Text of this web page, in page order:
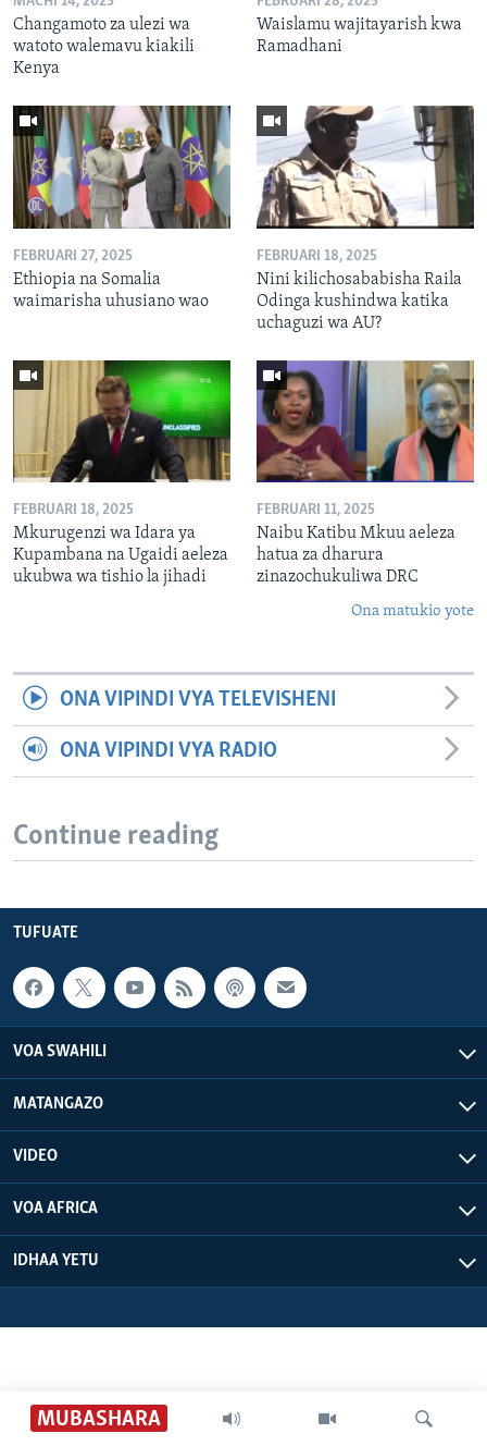
MUBASHARA
Changamoto za ulezi wa
watoto walemavu kiakili
Kenya
Waislamu wajitayarish kwa
Ramadhani
FEBRUARI 27, 2025
Ethiopia na Somalia
waimarisha uhusiano wao
FEBRUARI 18, 2025
Nini kilichosababisha Raila
Odinga kushindwa katika
uchaguzi wa AU?
FEBRUARI 18, 2025
Mkurugenzi wa Idara ya
Kupambana na Ugaidi aeleza
ukubwa wa tishio la jihadi
FEBRUARI 11, 2025
Naibu Katibu Mkuu aeleza
hatua za dharura
zinazochukuliwa DRC
Ona matukio yote
ONA VIPINDI VYA TELEVISHENI
ONA VIPINDI VYA RADIO
Continue reading
TUFUATE
VOA SWAHILI
MATANGAZO
VIDEO
VOA AFRICA
IDHAA YETU